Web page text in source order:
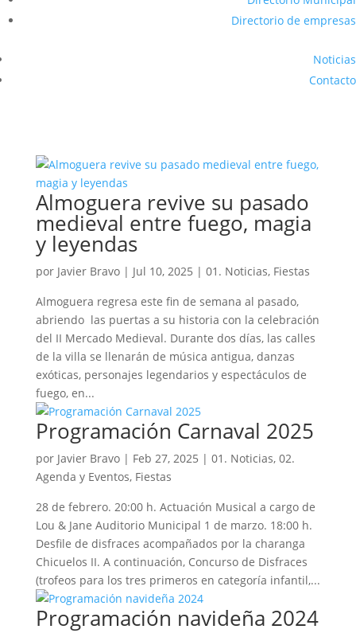
Directorio de empresas
Noticias
Contacto
Almoguera revive su pasado
medieval entre fuego, magia
y leyendas
por Javier Bravo| Jul 10, 2025 | 01. Noticias, Fiestas
Almoguera regresa este fin de semana al pasado,
abriendo las puertas a su historia con la celebración
del II Mercado Medieval. Durante dos días, las calles
de la villa se llenarán de música antigua, danzas
exóticas, personajes legendarios y espectáculos de
fuego, en...
Programación Carnaval 2025
por Javier Bravo| Feb 27, 2025 | 01. Noticias, 02.
Agenda y Eventos, Fiestas
28 de febrero. 20:00 h. Actuación Musical a cargo de
Lou & Jane Auditorio Municipal 1 de marzo. 18:00 h.
Desfile de disfraces acompañados por la charanga
Chicuelos II. A continuación, Concurso de Disfraces
(trofeos para los tres primeros en categoría infantil,...
Programación navideña 2024